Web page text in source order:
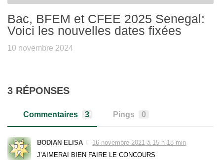
Bac, BFEM et CFEE 2025 Senegal:
Voici les nouvelles dates fixées
10 novembre 2024
3 RÉPONSES
Commentaires 3 Pings 0
BODIAN ELISA
16 novembre 2021 à 15 h 18 min
J’AIMERAI BIEN FAIRE LE CONCOURS